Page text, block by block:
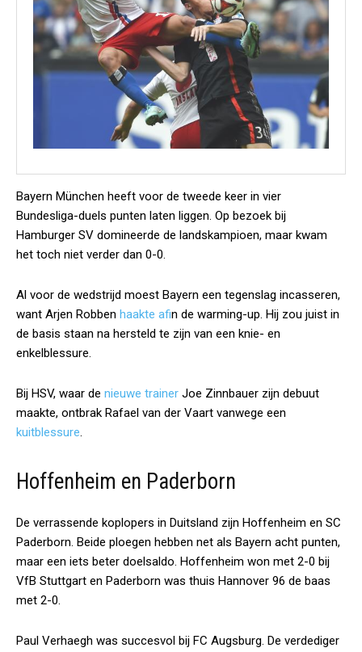
Bayern München heeft voor de tweede keer in vier
Bundesliga-duels punten laten liggen. Op bezoek bij
Hamburger SV domineerde de landskampioen, maar kwam
het toch niet verder dan 0-0.
Al voor de wedstrijd moest Bayern een tegenslag incasseren,
want Arjen Robben haakte afin de warming-up. Hij zou juist in
de basis staan na hersteld te zijn van een knie- en
enkelblessure.
Bij HSV, waar de nieuwe trainer Joe Zinnbauer zijn debuut
maakte, ontbrak Rafael van der Vaart vanwege een
kuitblessure.
Hoffenheim en Paderborn
De verrassende koplopers in Duitsland zijn Hoffenheim en SC
Paderborn. Beide ploegen hebben net als Bayern acht punten,
maar een iets beter doelsaldo. Hoffenheim won met 2-0 bij
VfB Stuttgart en Paderborn was thuis Hannover 96 de baas
met 2-0.
Paul Verhaegh was succesvol bij FC Augsburg. De verdediger